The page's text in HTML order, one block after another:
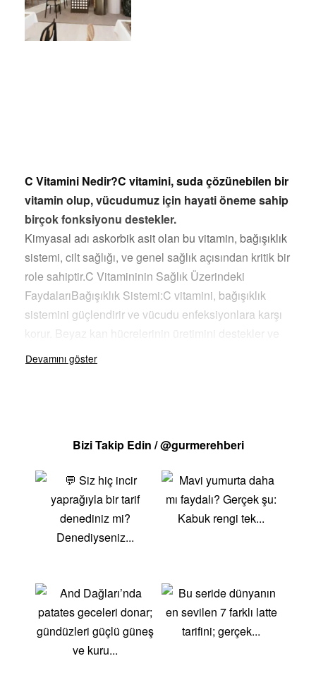
C Vitamini Nedir?C vitamini, suda çözünebilen bir
vitamin olup, vücudumuz için hayati öneme sahip
birçok fonksiyonu destekler.
Kimyasal adı askorbik asit olan bu vitamin, bağışıklık
sistemi, cilt sağlığı, ve genel sağlık açısından kritik bir
role sahiptir.C Vitamininin Sağlık Üzerindeki
FaydalarıBağışıklık Sistemi:C vitamini, bağışıklık
sistemini güçlendirir ve vücudu enfeksiyonlara karşı
korur. Beyaz kan hücrelerinin üretimini destekler ve
vücudun hastalıklara karşı direncini artırır.Cilt
olan C vitamini, serbest radikallerle savaşarak
hastalıkların riskini azaltabilir.Demir Emilimi:C
vitamini, bitkisel kaynaklı demirin emilimini artırarak
anemi riskini azaltır. Özellikle vejetaryenler ve
veganlar için önemlidir.Ruh Sağlığı:C vitamini,
düzenlemelerinde rol oynayabilir. Depresyon ve
anksiyete gibi ruhsal sağlık sorunlarının yönetiminde
faydalı olabilir.C Vitamini KaynaklarıC vitamini, çeşitli
meyve ve sebzelerde bolca bulunur. İşte C vitamini
açısından zengin bazı gıdalar:Narenciye
Bizi Takip Edin / @gurmerehberi